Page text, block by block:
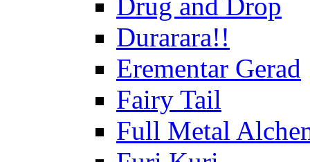
Durarara!!
Erementar Gerad
Fairy Tail
Full Metal